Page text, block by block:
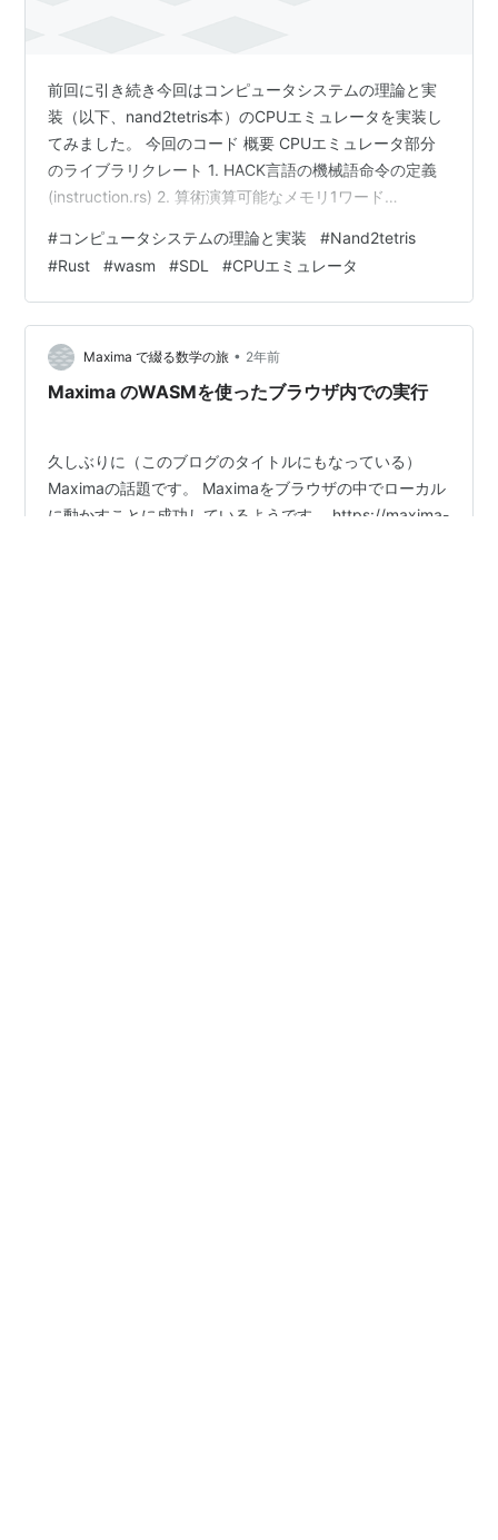
前回に引き続き今回はコンピュータシステムの理論と実
装（以下、nand2tetris本）のCPUエミュレータを実装し
てみました。 今回のコード 概要 CPUエミュレータ部分
のライブラリクレート 1. HACK言語の機械語命令の定義
(instruction.rs) 2. 算術演算可能なメモリ1ワード
ナリクレート(SDLやWASM) SDL WASM 参考情報 まとめ
今回のコード 下記、タグv0.0.7になります。
github.com 下記で環境をcloneできます。 git clone -b
v0.0.7 https:…
#コンピュータシステムの理論と実装 #Nand2tetris
#Rust #wasm #SDL #CPUエミュレータ
Maxima で綴る数学の旅 • 2年前
Maxima のWASMを使ったブラウザ内での実行